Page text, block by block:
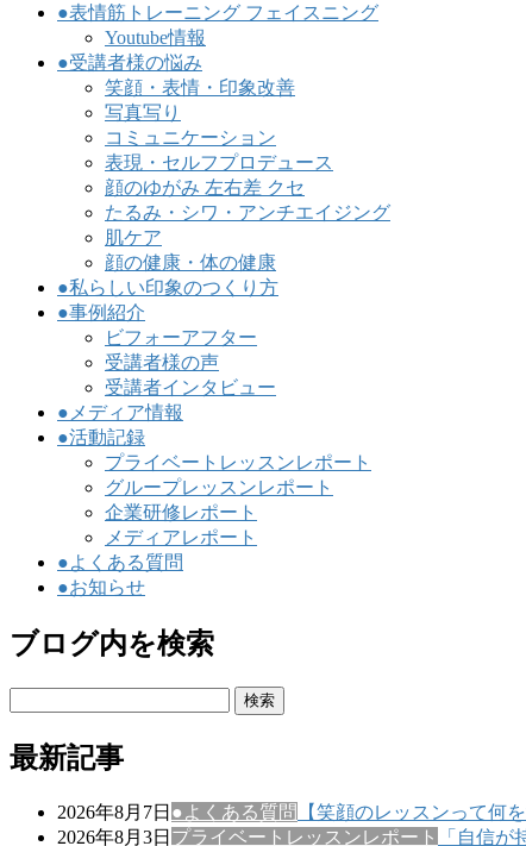
●表情筋トレーニング フェイスニング
Youtube情報
●受講者様の悩み
笑顔・表情・印象改善
写真写り
コミュニケーション
表現・セルフプロデュース
顔のゆがみ 左右差 クセ
たるみ・シワ・アンチエイジング
肌ケア
顔の健康・体の健康
●私らしい印象のつくり方
●事例紹介
ビフォーアフター
受講者様の声
受講者インタビュー
●メディア情報
●活動記録
プライベートレッスンレポート
グループレッスンレポート
企業研修レポート
メディアレポート
●よくある質問
●お知らせ
ブログ内を検索
最新記事
2026年8月7日 ●よくある質問
【笑顔のレッスンって何
2026年8月3日 プライベートレッスンレポート
「自信